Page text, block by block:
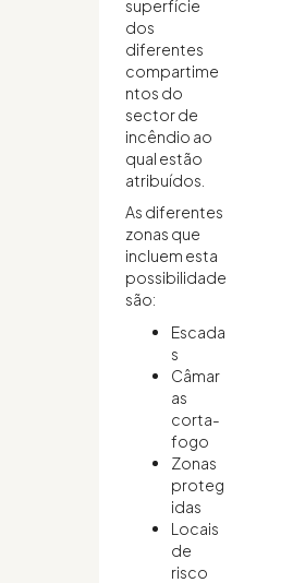
superfície
dos
diferentes
compartime
ntos do
sector de
incêndio ao
qual estão
atribuídos.
As diferentes
zonas que
incluem esta
possibilidade
são:
Escada
s
Câmar
as
corta-
fogo
Zonas
proteg
idas
Locais
de
risco